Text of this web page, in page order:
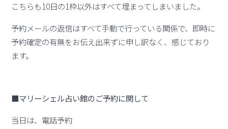
こちらも10日の1枠以外はすべて埋まってしまいました。
予約メールの返信はすべて手動で行っている関係で、即時に
予約確定の有無をお伝え出来ずに申し訳なく、感じており
ます。
■マリーシェル占い館のご予約に関して
当日は、電話予約